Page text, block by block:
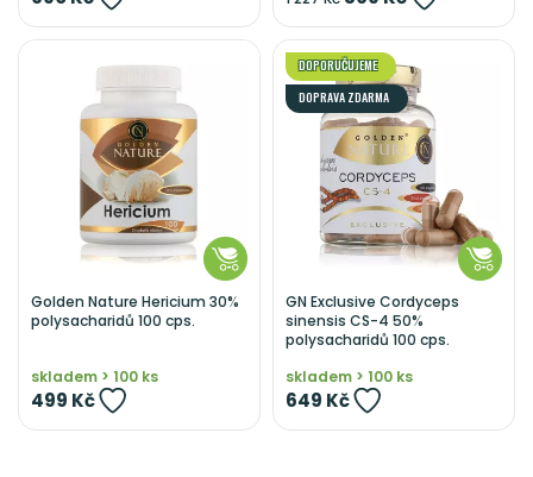
Golden Nature Hericium 30%
polysacharidů 100 cps.
skladem > 100 ks
499 Kč
DOPORUČUJEME
DOPRAVA ZDARMA
GN Exclusive Cordyceps
sinensis CS-4 50%
polysacharidů 100 cps.
skladem > 100 ks
649 Kč